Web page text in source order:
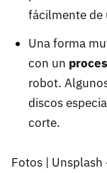
fácilmente de
Una forma
con un
robot.
discos
corte.
Fotos | Unsplash